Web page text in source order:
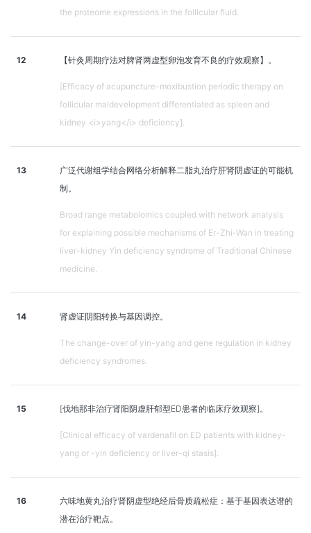
the proteome expressions in the follicular fluid.
12 【针灸周期疗法对脾肾两虚型卵泡发育不良的疗效观察】。
[Efficacy of acupuncture-moxibustion periodic therapy on
follicular maldevelopment differentiated as spleen and
kidney <i>yang</i> deficiency].
13
广泛代谢组学结合网络分析解释二脂丸治疗肝肾阴虚证的可能机
制。
Broad range metabolomics coupled with network analysis
for explaining possible mechanisms of Er-Zhi-Wan in treating
liver-kidney Yin deficiency syndrome of Traditional Chinese
medicine.
14 肾虚证阴阳转换与基因调控。
The change-over of yin-yang and gene regulation in kidney
deficiency syndromes.
15 [伐地那非治疗肾阳阴虚肝郁型ED患者的临床疗效观察]。
[Clinical efficacy of vardenafil on ED patients with kidney-
yang or -yin deficiency or liver-qi stasis].
16
六味地黄丸治疗肾阴虚型绝经后骨质疏松症：基于基因表达谱的
潜在治疗靶点。